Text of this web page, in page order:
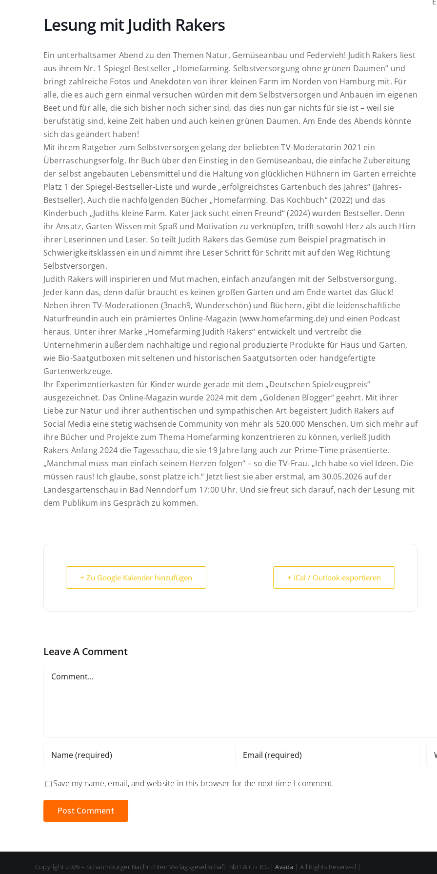
Lesung mit Judith Rakers
Ein unterhaltsamer Abend zu den Themen Natur, Gemüseanbau und Federvieh! Judith Rakers liest
aus ihrem Nr. 1 Spiegel-Bestseller „Homefarming. Selbstversorgung ohne grünen Daumen“ und
bringt zahlreiche Fotos und Anekdoten von ihrer kleinen Farm im Norden von Hamburg mit. Für
alle, die es auch gern einmal versuchen würden mit dem Selbstversorgen und Anbauen im eigenen
Beet und für alle, die sich bisher noch sicher sind, das dies nun gar nichts für sie ist – weil sie
berufstätig sind, keine Zeit haben und auch keinen grünen Daumen. Am Ende des Abends könnte
sich das geändert haben!
Mit ihrem Ratgeber zum Selbstversorgen gelang der beliebten TV-Moderatorin 2021 ein
Überraschungserfolg. Ihr Buch über den Einstieg in den Gemüseanbau, die einfache Zubereitung
der selbst angebauten Lebensmittel und die Haltung von glücklichen Hühnern im Garten erreichte
Platz 1 der Spiegel-Bestseller-Liste und wurde „erfolgreichstes Gartenbuch des Jahres“ (Jahres-
Bestseller). Auch die nachfolgenden Bücher „Homefarming. Das Kochbuch“ (2022) und das
Kinderbuch „Judiths kleine Farm. Kater Jack sucht einen Freund“ (2024) wurden Bestseller. Denn
ihr Ansatz, Garten-Wissen mit Spaß und Motivation zu verknüpfen, trifft sowohl Herz als auch Hirn
ihrer Leserinnen und Leser. So teilt Judith Rakers das Gemüse zum Beispiel pragmatisch in
Schwierigkeitsklassen ein und nimmt ihre Leser Schritt für Schritt mit auf den Weg Richtung
Selbstversorgen.
Judith Rakers will inspirieren und Mut machen, einfach anzufangen mit der Selbstversorgung.
Jeder kann das, denn dafür braucht es keinen großen Garten und am Ende wartet das Glück!
Neben ihren TV-Moderationen (3nach9, Wunderschön) und Büchern, gibt die leidenschaftliche
Naturfreundin auch ein prämiertes Online-Magazin (www.homefarming.de) und einen Podcast
heraus. Unter ihrer Marke „Homefarming Judith Rakers“ entwickelt und vertreibt die
Unternehmerin außerdem nachhaltige und regional produzierte Produkte für Haus und Garten,
wie Bio-Saatgutboxen mit seltenen und historischen Saatgutsorten oder handgefertigte
Gartenwerkzeuge.
Ihr Experimentierkasten für Kinder wurde gerade mit dem „Deutschen Spielzeugpreis“
ausgezeichnet. Das Online-Magazin wurde 2024 mit dem „Goldenen Blogger“ geehrt. Mit ihrer
Liebe zur Natur und ihrer authentischen und sympathischen Art begeistert Judith Rakers auf
Social Media eine stetig wachsende Community von mehr als 520.000 Menschen. Um sich mehr auf
ihre Bücher und Projekte zum Thema Homefarming konzentrieren zu können, verließ Judith
Rakers Anfang 2024 die Tagesschau, die sie 19 Jahre lang auch zur Prime-Time präsentierte.
„Manchmal muss man einfach seinem Herzen folgen“ – so die TV-Frau. „Ich habe so viel Ideen. Die
müssen raus! Ich glaube, sonst platze ich.“ Jetzt liest sie aber erstmal, am 30.05.2026 auf der
Landesgartenschau in Bad Nenndorf um 17:00 Uhr. Und sie freut sich darauf, nach der Lesung mit
dem Publikum ins Gespräch zu kommen.
+ Zu Google Kalender hinzufügen + iCal / Outlook exportieren
Leave A Comment
Save my name, email, and website in this browser for the next time I comment.
Copyright 2026 – Schaumburger Nachrichten Verlagsgesellschaft mbH & Co. KG |Avada | All Rights Reserved |